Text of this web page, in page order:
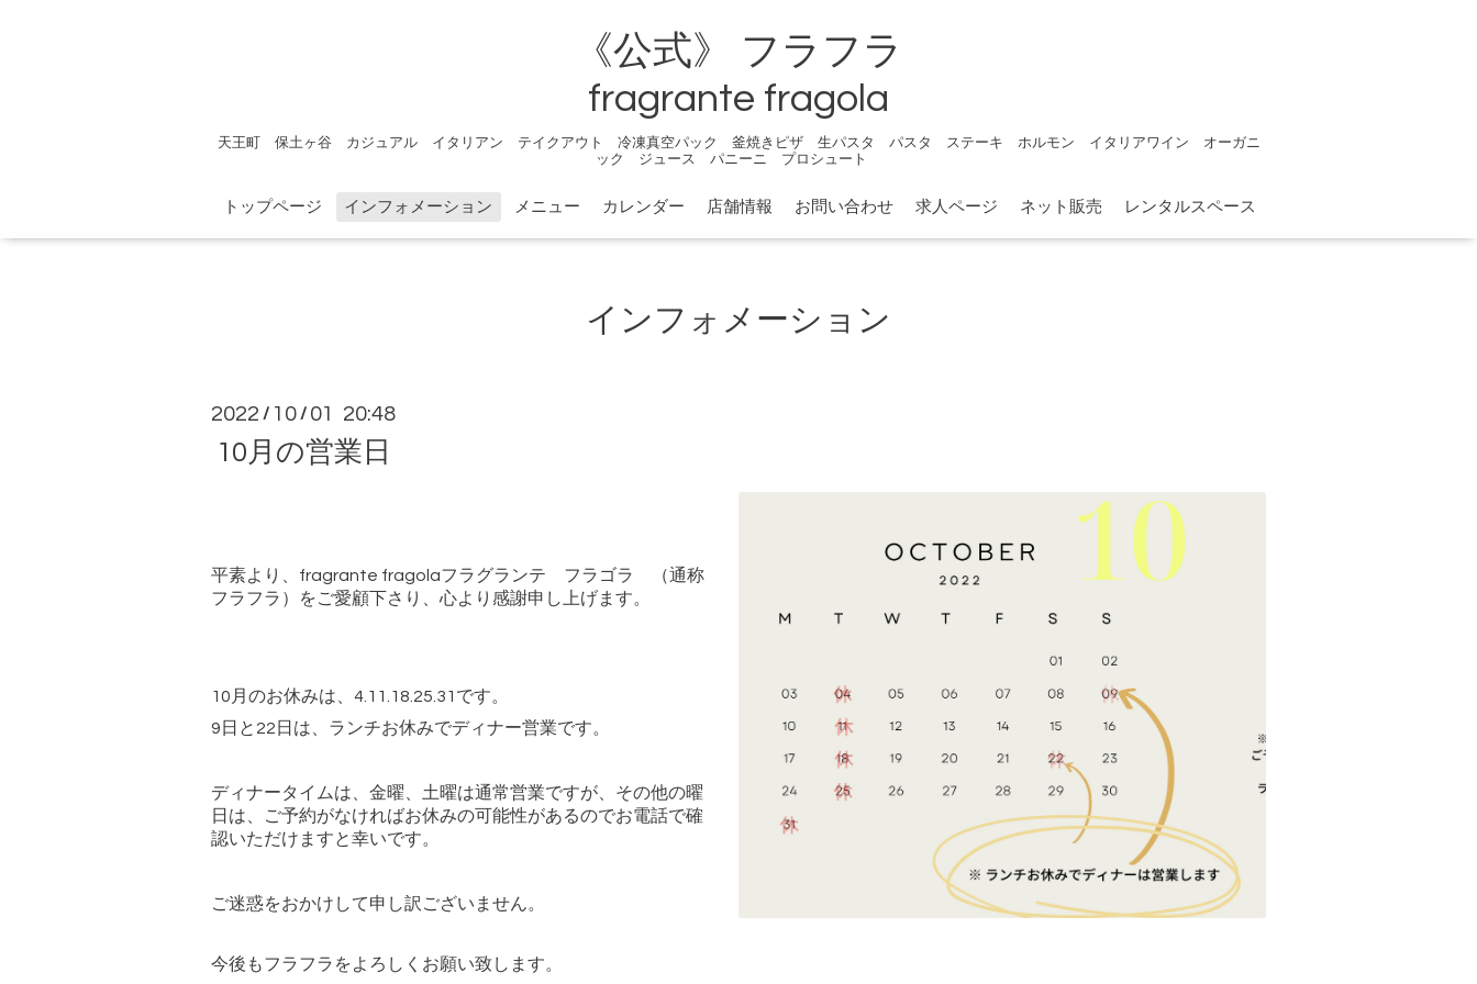
《公式》 フラフラ
fragrante fragola
天王町 保土ヶ谷 カジュアル イタリアン テイクアウト 冷凍真空パック 釜焼きピザ 生パスタ パスタ ステーキ ホルモン イタリアワイン オーガニ
ック ジュース パニーニ プロシュート
トップページ インフォメーション メニュー カレンダー 店舗情報 お問い合わせ 求人ページ ネット販売 レンタルスペース
インフォメーション
2022 / 10 / 01 20:48
10月の営業日
平素より、 fragrante fragolaフラグランテ フラゴラ （通称
フラフラ）をご愛顧下さり、心より感謝申し上げます。
10 月のお休みは、 4.11.18.25.31 です。
9 日と 22 日は、ランチお休みでディナー営業です。
ディナータイムは、金曜、土曜は通常営業ですが、その他の曜
日は、ご予約がなければお休みの可能性があるのでお電話で確
認いただけますと幸いです。
ご迷惑をおかけして申し訳ございません。
今後もフラフラをよろしくお願い致します。